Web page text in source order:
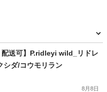
配送可】P.ridleyi wild_リドレ
ダ/コウモリラン
8月8日